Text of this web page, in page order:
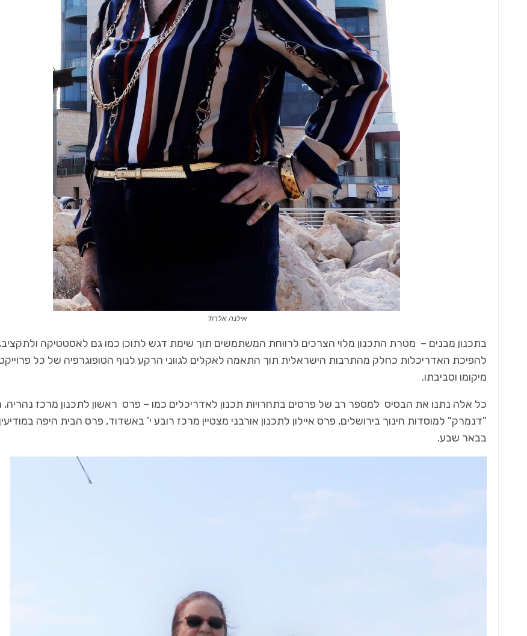
אילנה אלרוד
בתכנון מבנים – מטרת התכנון מלוי הצרכים לרווחת המשתמשים תוך שימת דגש לתוכן כמו גם לאסטטיקה
להפיכת האדריכלות כחלק מהתרבות הישראלית תוך התאמה לאקלים לגווני הרקע לנוף הטופוגרפיה של כל
מיקומו וסביבתו.
כל אלה נתנו את הבסיס למספר רב של פרסים בתחרויות תכנון לאדריכלים כמו – פרס ראשון לתכנון מרכז
"דנמרק" למוסדות חינוך בירושלים, פרס איילון לתכנון אורבני מצטיין מרכז רובע י' באשדוד, פרס הבית היפה
בבאר שבע.